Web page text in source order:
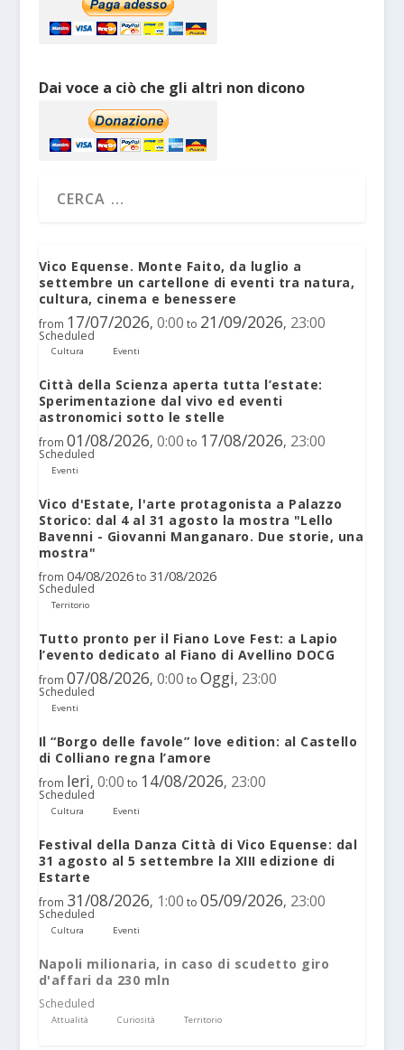
Dai voce a ciò che gli altri non dicono
Vico Equense. Monte Faito, da luglio a
settembre un cartellone di eventi tra natura,
cultura, cinema e benessere
from 17/07/2026, 0:00 to 21/09/2026, 23:00
Scheduled
Cultura Eventi
Città della Scienza aperta tutta l’estate:
Sperimentazione dal vivo ed eventi
astronomici sotto le stelle
from 01/08/2026, 0:00 to 17/08/2026, 23:00
Scheduled
Eventi
Vico d'Estate, l'arte protagonista a Palazzo
Storico: dal 4 al 31 agosto la mostra "Lello
Bavenni - Giovanni Manganaro. Due storie, una
mostra"
from 04/08/2026 to 31/08/2026
Scheduled
Territorio
Tutto pronto per il Fiano Love Fest: a Lapio
l’evento dedicato al Fiano di Avellino DOCG
from 07/08/2026, 0:00 to Oggi, 23:00
Scheduled
Eventi
Il “Borgo delle favole” love edition: al Castello
di Colliano regna l’amore
from Ieri, 0:00 to 14/08/2026, 23:00
Scheduled
Cultura Eventi
Festival della Danza Città di Vico Equense: dal
31 agosto al 5 settembre la XIII edizione di
Estarte
from 31/08/2026, 1:00 to 05/09/2026, 23:00
Scheduled
Cultura Eventi
Napoli milionaria, in caso di scudetto giro
d'affari da 230 mln
Scheduled
Attualità Curiosità Territorio